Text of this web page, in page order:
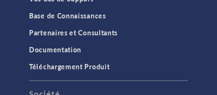
Base de Connaissances
Partenaires et Consultants
Documentation
Téléchargement Produit